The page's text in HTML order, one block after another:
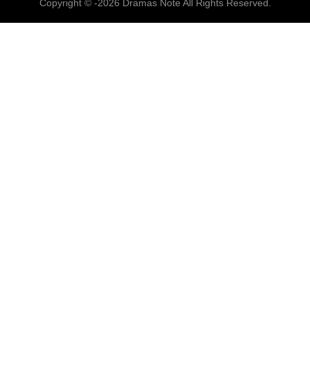
Copyright © -2026 Dramas Note All Rights Reserved.